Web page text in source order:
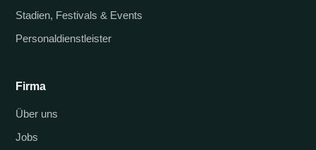
Stadien, Festivals & Events
Personaldienstleister
Firma
Über uns
Jobs